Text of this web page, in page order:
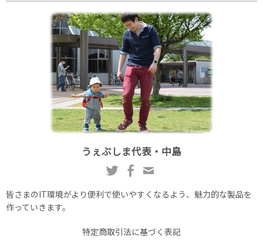
うぇぶしま代表・中島
皆さまのIT環境がより便利で使いやすくなるよう、魅力的な製品を
作っていきます。
特定商取引法に基づく表記